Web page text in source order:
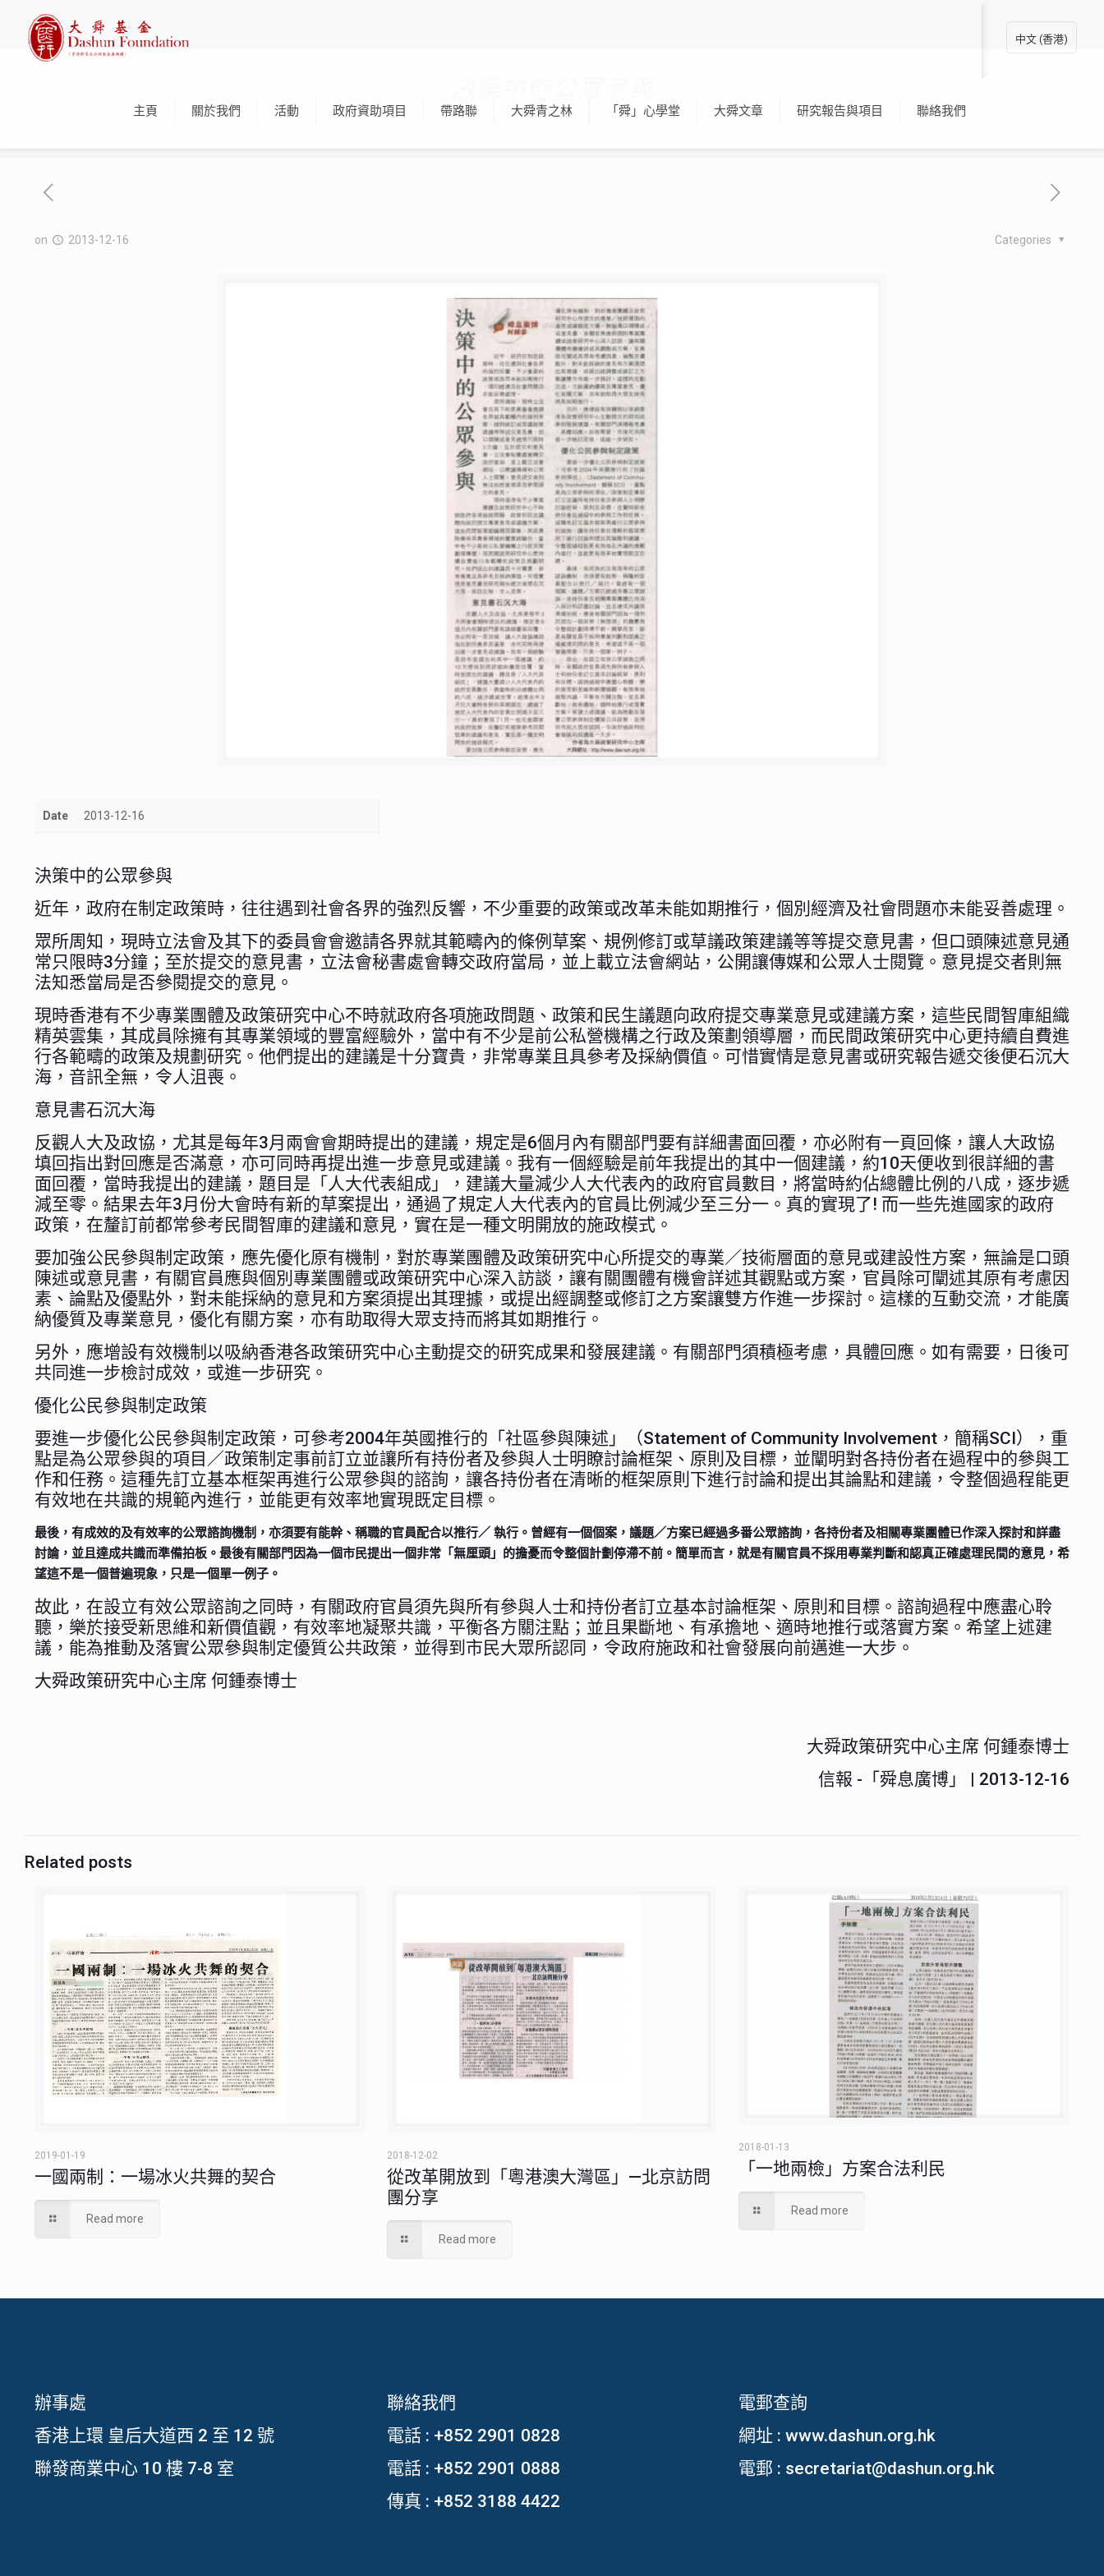
主頁 關於我們 活動 政府資助項目 帶路聯 大舜青之林 「舜」心學堂 大舜文章 研究報告與項目 聯絡我們
中文 (香港)
Home 決策中的公眾參與
on 2013-12-16 Categories
Date 2013-12-16
決策中的公眾參與
近年，政府在制定政策時，往往遇到社會各界的強烈反響，不少重要的政策或改革未能如期推行，個別經濟及社會問題亦未能妥善處理。
眾所周知，現時立法會及其下的委員會會邀請各界就其範疇內的條例草案、規例修訂或草議政策建議等等提交意見書，但口頭陳述意見通
常只限時3分鐘；至於提交的意見書，立法會秘書處會轉交政府當局，並上載立法會網站，公開讓傳媒和公眾人士閱覽。意見提交者則無
法知悉當局是否參閱提交的意見。
現時香港有不少專業團體及政策研究中心不時就政府各項施政問題、政策和民生議題向政府提交專業意見或建議方案，這些民間智庫組織
精英雲集，其成員除擁有其專業領域的豐富經驗外，當中有不少是前公私營機構之行政及策劃領導層，而民間政策研究中心更持續自費進
行各範疇的政策及規劃研究。他們提出的建議是十分寶貴，非常專業且具參考及採納價值。可惜實情是意見書或研究報告遞交後便石沉大
海，音訊全無，令人沮喪。
意見書石沉大海
反觀人大及政協，尤其是每年3月兩會會期時提出的建議，規定是6個月內有關部門要有詳細書面回覆，亦必附有一頁回條，讓人大政協
填回指出對回應是否滿意，亦可同時再提出進一步意見或建議。我有一個經驗是前年我提出的其中一個建議，約10天便收到很詳細的書
面回覆，當時我提出的建議，題目是「人大代表組成」，建議大量減少人大代表內的政府官員數目，將當時約佔總體比例的八成，逐步遞
減至零。結果去年3月份大會時有新的草案提出，通過了規定人大代表內的官員比例減少至三分一。真的實現了! 而一些先進國家的政府
政策，在釐訂前都常參考民間智庫的建議和意見，實在是一種文明開放的施政模式。
要加強公民參與制定政策，應先優化原有機制，對於專業團體及政策研究中心所提交的專業／技術層面的意見或建設性方案，無論是口頭
陳述或意見書，有關官員應與個別專業團體或政策研究中心深入訪談，讓有關團體有機會詳述其觀點或方案，官員除可闡述其原有考慮因
素、論點及優點外，對未能採納的意見和方案須提出其理據，或提出經調整或修訂之方案讓雙方作進一步探討。這樣的互動交流，才能廣
納優質及專業意見，優化有關方案，亦有助取得大眾支持而將其如期推行。
另外，應增設有效機制以吸納香港各政策研究中心主動提交的研究成果和發展建議。有關部門須積極考慮，具體回應。如有需要，日後可
共同進一步檢討成效，或進一步研究。
優化公民參與制定政策
要進一步優化公民參與制定政策，可參考2004年英國推行的「社區參與陳述」（Statement of Community Involvement，簡稱SCI），重
點是為公眾參與的項目／政策制定事前訂立並讓所有持份者及參與人士明瞭討論框架、原則及目標，並闡明對各持份者在過程中的參與工
作和任務。這種先訂立基本框架再進行公眾參與的諮詢，讓各持份者在清晰的框架原則下進行討論和提出其論點和建議，令整個過程能更
有效地在共識的規範內進行，並能更有效率地實現既定目標。
最後，有成效的及有效率的公眾諮詢機制，亦須要有能幹、稱職的官員配合以推行／ 執行。曾經有一個個案，議題／方案已經過多番公眾諮詢，各持份者及相關專業團體已作深入探討和詳盡
討論，並且達成共識而準備拍板。最後有關部門因為一個市民提出一個非常「無厘頭」的擔憂而令整個計劃停滯不前。簡單而言，就是有關官員不採用專業判斷和認真正確處理民間的意見，希
望這不是一個普遍現象，只是一個單一例子。
故此，在設立有效公眾諮詢之同時，有關政府官員須先與所有參與人士和持份者訂立基本討論框架、原則和目標。諮詢過程中應盡心聆
聽，樂於接受新思維和新價值觀，有效率地凝聚共識，平衡各方關注點；並且果斷地、有承擔地、適時地推行或落實方案。希望上述建
議，能為推動及落實公眾參與制定優質公共政策，並得到市民大眾所認同，令政府施政和社會發展向前邁進一大步。
大舜政策研究中心主席 何鍾泰博士
大舜政策研究中心主席 何鍾泰博士
信報 -「舜息廣博」 | 2013-12-16
Related posts
2019-01-19
一國兩制：一場冰火共舞的契合
Read more
2018-12-02
從改革開放到「粵港澳大灣區」—北京訪問
團分享
Read more
2018-01-13
「一地兩檢」方案合法利民
Read more
辦事處
香港上環 皇后大道西 2 至 12 號
聯發商業中心 10 樓 7-8 室
聯絡我們
電話 : +852 2901 0828
電話 : +852 2901 0888
傳真 : +852 3188 4422
電郵查詢
網址 :www.dashun.org.hk
電郵 : secretariat@dashun.org.hk